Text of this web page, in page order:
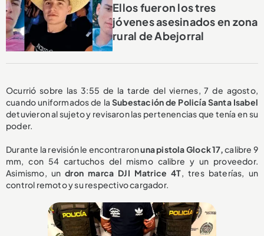
Ellos fueron los tres
jóvenes asesinados en zona
rural de Abejorral
Ocurrió sobre las 3:55 de la tarde del viernes, 7 de agosto,
cuando uniformados de la Subestación de Policía Santa Isabel
detuvieron al sujeto y revisaron las pertenencias que tenía en su
poder.
Durante la revisión le encontraronuna pistola Glock 17,calibre 9
mm, con 54 cartuchos del mismo calibre y un proveedor.
Asimismo, undron marca DJI Matrice 4T, tres baterías, un
control remoto y su respectivo cargador.